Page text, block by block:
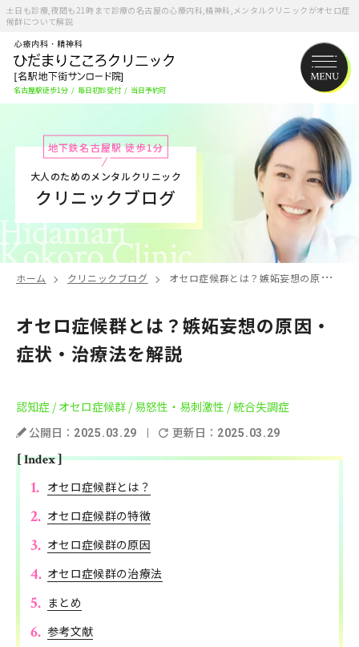
土日も診療,夜間も21時まで診療の名古屋の心療内科,精神科,メンタルクリニックがオセロ症
候群について解説
名古屋駅徒歩1分 / 毎日初診受付 / 当日予約可
地下鉄名古屋駅 徒歩1分
大人のためのメンタルクリニック
クリニックブログ
ホーム クリニックブログ オセロ症候群とは？嫉妬妄想の原因・症状・治療法を解説
オセロ症候群とは？嫉妬妄想の原因・
症状・治療法を解説
認知症 / オセロ症候群 / 易怒性・易刺激性 / 統合失調症
公開日： 2025.03.29 更新日： 2025.03.29
[ Index ]
オセロ症候群とは？
オセロ症候群の特徴
オセロ症候群の原因
オセロ症候群の治療法
まとめ
参考文献